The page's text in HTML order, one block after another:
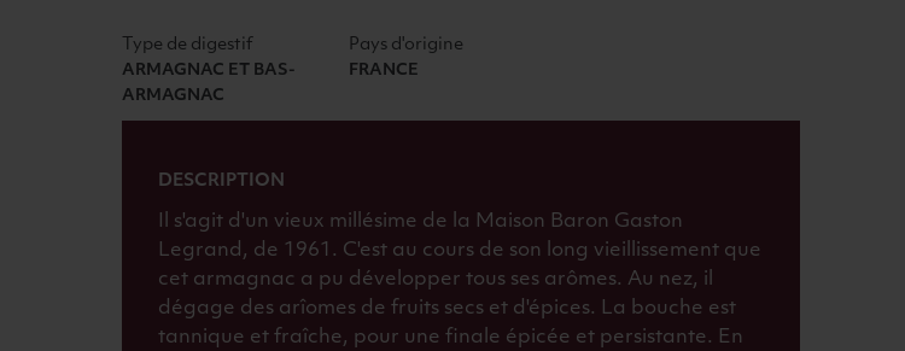
1961
40°
70cl
Type de digestif
ARMAGNAC ET BAS-
ARMAGNAC
Pays d'origine
FRANCE
DESCRIPTION
Il s'agit d'un vieux millésime de la Maison Baron Gaston
Legrand, de 1961. C'est au cours de son long vieillissement que
cet armagnac a pu développer tous ses arômes. Au nez, il
dégage des arîomes de fruits secs et d'épices. La bouche est
tannique et fraîche, pour une finale épicée et persistante. En